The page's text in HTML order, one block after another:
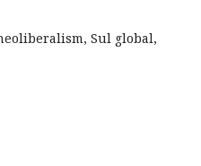
Sul global,